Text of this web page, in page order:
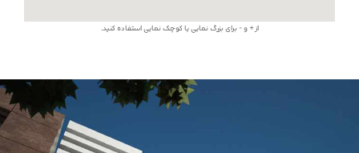
از + و - برای بزرگ نمایی یا کوچک نمایی استفاده کنید.